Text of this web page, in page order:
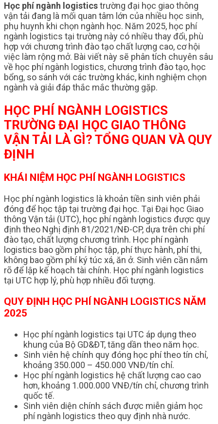
Học phí ngành logisticstrường đại học giao thông
vận tải đang là mối quan tâm lớn của nhiều học sinh,
phụ huynh khi chọn ngành học. Năm 2025, học phí
ngành logistics tại trường này có nhiều thay đổi, phù
hợp với chương trình đào tạo chất lượng cao, cơ hội
việc làm rộng mở. Bài viết này sẽ phân tích chuyên sâu
về học phí ngành logistics, chương trình đào tạo, học
bổng, so sánh với các trường khác, kinh nghiệm chọn
ngành và giải đáp thắc mắc thường gặp.
HỌC PHÍ NGÀNH LOGISTICS
TRƯỜNG ĐẠI HỌC GIAO THÔNG
VẬN TẢI LÀ GÌ? TỔNG QUAN VÀ QUY
ĐỊNH
KHÁI NIỆM HỌC PHÍ NGÀNH LOGISTICS
Học phí ngành logistics là khoản tiền sinh viên phải
đóng để học tập tại trường đại học. Tại Đại học Giao
thông Vận tải (UTC), học phí ngành logistics được quy
định theo Nghị định 81/2021/NĐ-CP, dựa trên chi phí
đào tạo, chất lượng chương trình. Học phí ngành
logistics bao gồm phí học tập, phí thực hành, phí thi,
không bao gồm phí ký túc xá, ăn ở. Sinh viên cần nắm
rõ để lập kế hoạch tài chính. Học phí ngành logistics
tại UTC hợp lý, phù hợp nhiều đối tượng.
QUY ĐỊNH HỌC PHÍ NGÀNH LOGISTICS NĂM
2025
Học phí ngành logistics tại UTC áp dụng theo
khung của Bộ GD&ĐT, tăng dần theo năm học.
Sinh viên hệ chính quy đóng học phí theo tín chỉ,
khoảng 350.000 – 450.000 VNĐ/tín chỉ.
Học phí ngành logistics hệ chất lượng cao cao
hơn, khoảng 1.000.000 VNĐ/tín chỉ, chương trình
quốc tế.
Sinh viên diện chính sách được miễn giảm học
phí ngành logistics theo quy định nhà nước.